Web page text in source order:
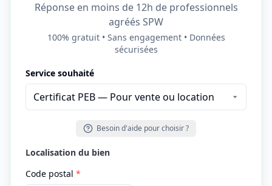
Réponse en moins de 12h de professionnels
agréés SPW
100% gratuit • Sans engagement • Données
sécurisées
Service souhaité
Besoin d'aide pour choisir ?
Localisation du bien
Code postal *